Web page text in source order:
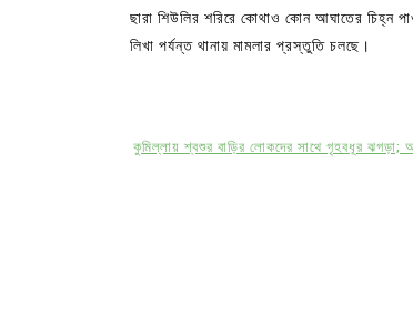
ছারা শিউলির শরিরে কোথাও কোন আঘাতের চিহ্ন
লিখা পর্যন্ত থানায় মামলার প্রস্তুতি চলছে।
কুমিল্লায় শ্বশুর বাড়ির লোকদের সাথে গৃহবধূর ঝগড়া;